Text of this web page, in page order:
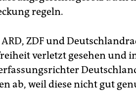
regeln.
ARD, ZDF und
verletzt gesehen und
ab, weil diese nicht gut